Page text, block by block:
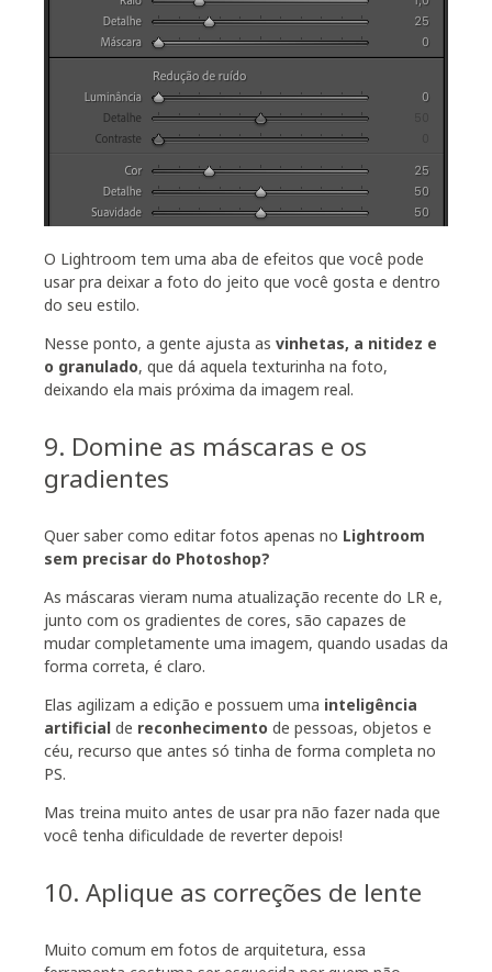
O Lightroom tem uma aba de efeitos que você pode
usar pra deixar a foto do jeito que você gosta e dentro
do seu estilo.
Nesse ponto, a gente ajusta as vinhetas, a nitidez e
o granulado, que dá aquela texturinha na foto,
deixando ela mais próxima da imagem real.
9. Domine as máscaras e os
gradientes
Quer saber como editar fotos apenas no Lightroom
sem precisar do Photoshop?
As máscaras vieram numa atualização recente do LR e,
junto com os gradientes de cores, são capazes de
mudar completamente uma imagem, quando usadas da
forma correta, é claro.
Elas agilizam a edição e possuem uma inteligência
artificial de reconhecimento de pessoas, objetos e
céu, recurso que antes só tinha de forma completa no
PS.
Mas treina muito antes de usar pra não fazer nada que
você tenha dificuldade de reverter depois!
10. Aplique as correções de lente
Muito comum em fotos de arquitetura, essa